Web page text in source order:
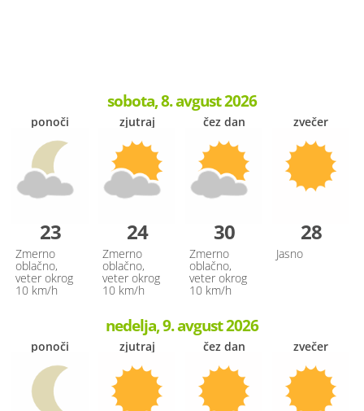
sobota, 8. avgust 2026
ponoči
23
Zmerno
oblačno,
veter okrog
10 km/h
zjutraj
24
Zmerno
oblačno,
veter okrog
10 km/h
čez dan
30
Zmerno
oblačno,
veter okrog
10 km/h
zvečer
28
Jasno
nedelja, 9. avgust 2026
ponoči zjutraj čez dan zvečer